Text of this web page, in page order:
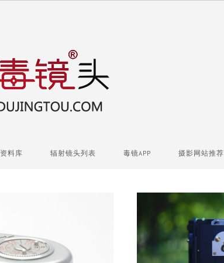
资料库 辐射镜头列表 毒镜APP 摄影网站推荐